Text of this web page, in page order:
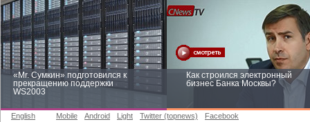
«Mr. Сумкин» подготовился к
прекращению поддержки
WS2003
Как строился электронный
бизнес Банка Москвы?
English Mobile Android Light Twitter (topnews) Facebook